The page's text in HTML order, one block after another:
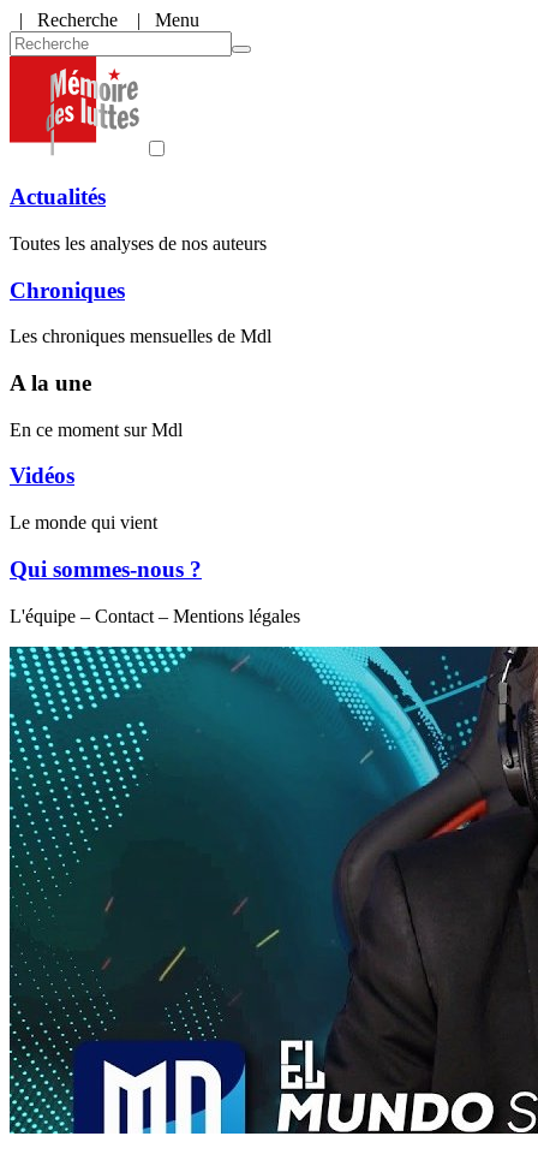
| Recherche | Menu
Actualités
Toutes les analyses de nos auteurs
Chroniques
Les chroniques mensuelles de Mdl
A la une
En ce moment sur Mdl
Vidéos
Le monde qui vient
Qui sommes-nous ?
L'équipe – Contact – Mentions légales